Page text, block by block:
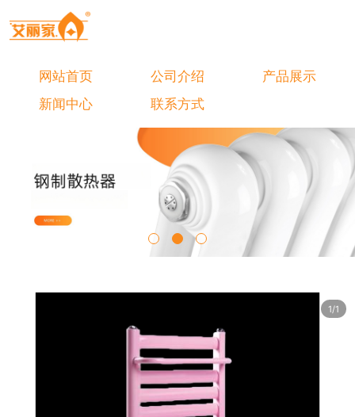
网站首页 公司介绍
产品展示
新闻中心
联系方式
1/1